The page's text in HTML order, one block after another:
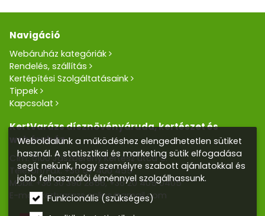
Navigáció
Webáruház kategóriák
Rendelés, szállítás
Kertépítési Szolgáltatásaink
Tippek
Kapcsolat
KertVarázs dísznövényáruda, kertészet és
webáruház
Cím: 5100 Jászberény Kertész utca 5.
Telefon/Fax: +36 57 400 455
Mobil:+36 30 390 2856,+36 20 405 0405
E-mail:kertvarazs.online@gmail.com
Weboldalunk a működéshez elengedhetetlen sütiket
használ. A statisztikai és marketing sütik elfogadása
segít nekünk, hogy személyre szabott ajánlatokkal és
jobb felhasználói élménnyel szolgálhassunk.
Funkcionális (szükséges)